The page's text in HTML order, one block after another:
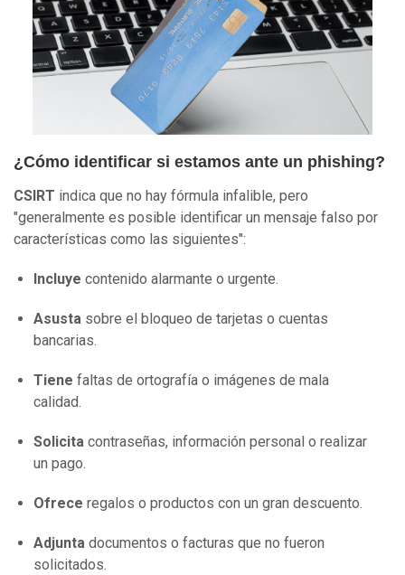
¿Cómo identificar si estamos ante un phishing?
CSIRT indica que no hay fórmula infalible, pero
"generalmente es posible identificar un mensaje falso por
características como las siguientes":
Incluye contenido alarmante o urgente.
Asusta sobre el bloqueo de tarjetas o cuentas
bancarias.
Tiene faltas de ortografía o imágenes de mala
calidad.
Solicita contraseñas, información personal o realizar
un pago.
Ofrece regalos o productos con un gran descuento.
Adjunta documentos o facturas que no fueron
solicitados.